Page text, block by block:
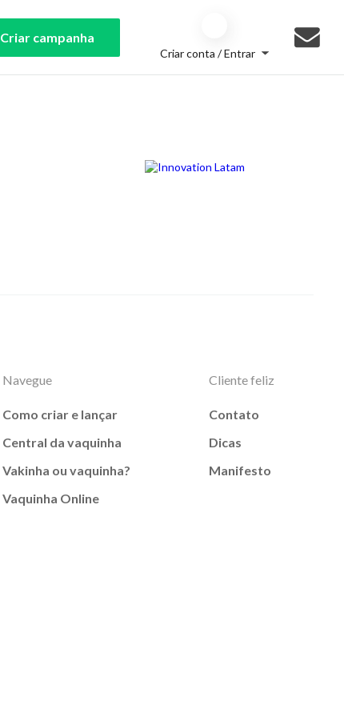
Criar campanha
Criar conta / Entrar
Navegue
Como criar e lançar
Central da vaquinha
Vakinha ou vaquinha?
Vaquinha Online
Cliente feliz
Contato
Dicas
Manifesto